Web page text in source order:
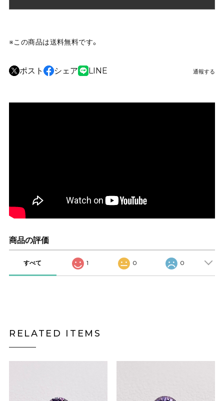
※この商品は送料無料です。
ポスト シェア LINE 通報する
商品の評価
すべて 1 0 0
RELATED ITEMS